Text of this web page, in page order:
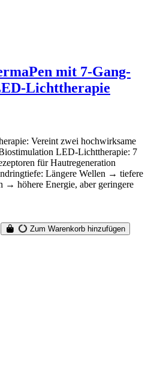
mit 7-Gang-
Lichttherapie
Vereint zwei hochwirksame
LED-Lichttherapie: 7
für Hautregeneration
Längere Wellen → tiefere
→ höhere Energie, aber geringere
Zum Warenkorb hinzufügen